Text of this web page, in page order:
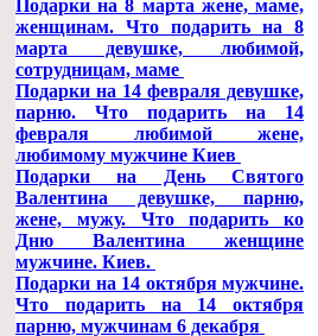
Подарки на 8 марта жене, маме,
женщинам. Что подарить на 8
марта девушке, любимой,
сотрудницам, маме
Подарки на 14 февраля девушке,
парню. Что подарить на 14
февраля любимой жене,
любимому мужчине Киев
Подарки на День Святого
Валентина девушке, парню,
жене, мужу. Что подарить ко
Дню Валентина женщине
мужчине. Киев.
Подарки на 14 октября мужчине.
Что подарить на 14 октября
парню, мужчинам 6 декабря